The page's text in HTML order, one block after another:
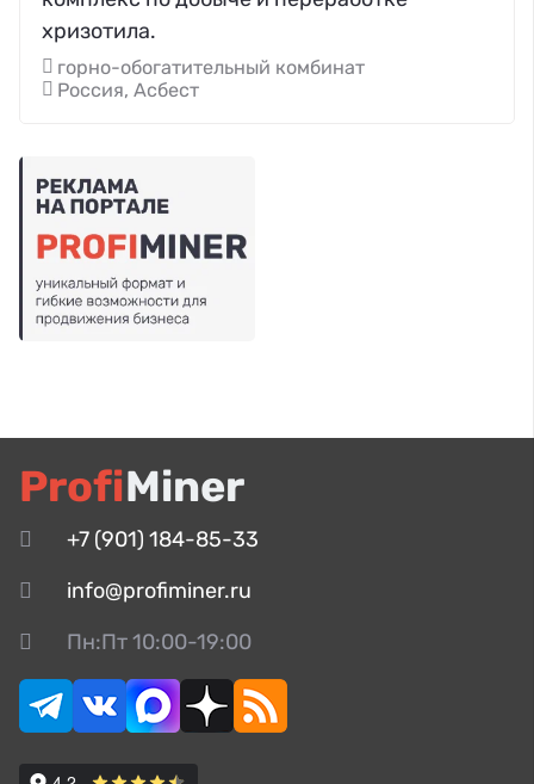
хризотила.
горно-обогатительный комбинат
Россия, Асбест
ProfiMiner
+7 (901) 184-85-33
info@profiminer.ru
Пн:Пт 10:00-19:00